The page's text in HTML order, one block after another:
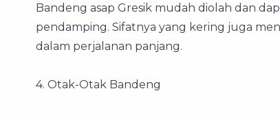
Bandeng asap Gresik mudah diolah dan
pendamping. Sifatnya yang kering juga
dalam perjalanan panjang.
4. Otak-Otak Bandeng